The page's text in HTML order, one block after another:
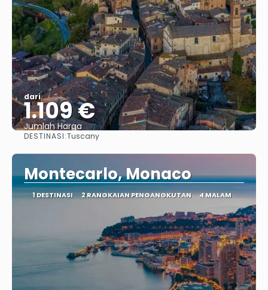
dari
1.109 €
Jumlah Harga
DESTINASI:Tuscany
Montecarlo, Monaco
1 DESTINASI 2 RANGKAIAN PENGANGKUTAN 4 MALAM